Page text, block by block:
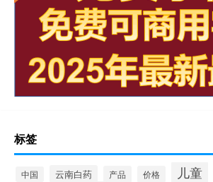
标签
中国 云南白药 产品 价格 儿童